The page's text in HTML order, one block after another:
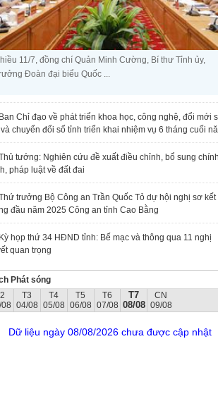
11/7, đồng chí Quản Minh Cường, Bí thư Tỉnh ủy,
Đoàn đại biểu Quốc ...
Chỉ đạo về phát triển khoa học, công nghệ, đổi mới
chuyển đổi số tỉnh triển khai nhiệm vụ 6 tháng cuối
tướng: Nghiên cứu đề xuất điều chỉnh, bổ sung chính
pháp luật về đất đai
trưởng Bộ Công an Trần Quốc Tỏ dự hội nghị sơ kết
đầu năm 2025 Công an tỉnh Cao Bằng
họp thứ 34 HĐND tỉnh: Bế mạc và thông qua 11 nghị
quan trọng
Phát sóng
T3
04/08
T4
05/08
T5
06/08
T6
07/08
T7
08/08
CN
09/08
Dữ liệu ngày 08/08/2026 chưa được cập nhật